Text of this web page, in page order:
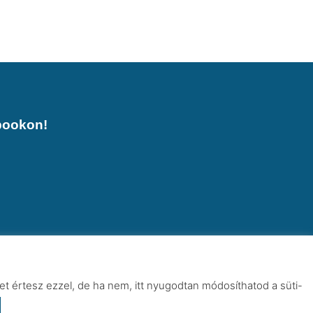
értesz ezzel, de ha nem, itt nyugodtan módosíthatod a süti-